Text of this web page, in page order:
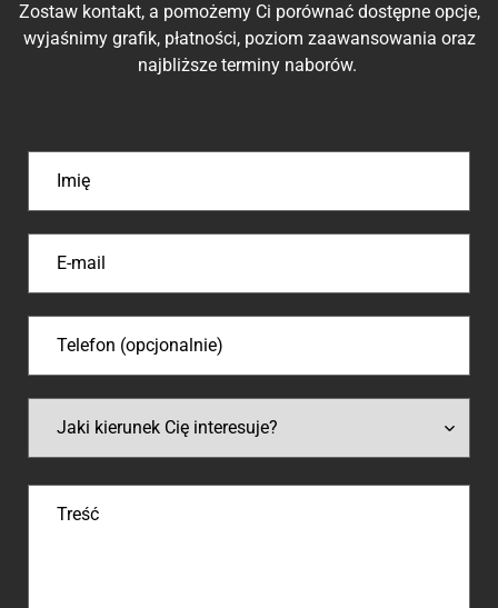
Zostaw kontakt, a pomożemy Ci porównać dostępne opcje,
wyjaśnimy grafik, płatności, poziom zaawansowania oraz
najbliższe terminy naborów.